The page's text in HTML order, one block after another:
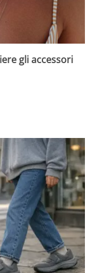
gli accessori